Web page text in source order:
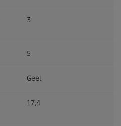
3
5
Geel
17,4